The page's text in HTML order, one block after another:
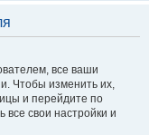
все ваши
Чтобы изменить их,
и перейдите по
все свои настройки и